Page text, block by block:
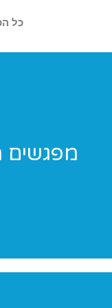
כל
מפגשים
רעיונות לפעילות